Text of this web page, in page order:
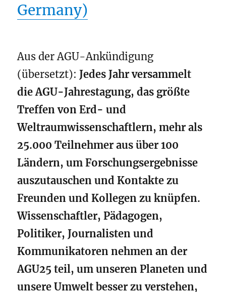
Germany)
Aus der AGU-Ankündigung
(übersetzt):Jedes Jahr versammelt
die AGU-Jahrestagung, das größte
Treffen von Erd- und
Weltraumwissenschaftlern, mehr als
25.000 Teilnehmer aus über 100
Ländern, um Forschungsergebnisse
auszutauschen und Kontakte zu
Freunden und Kollegen zu knüpfen.
Wissenschaftler, Pädagogen,
Politiker, Journalisten und
Kommunikatoren nehmen an der
AGU25 teil, um unseren Planeten und
unsere Umwelt besser zu verstehen,